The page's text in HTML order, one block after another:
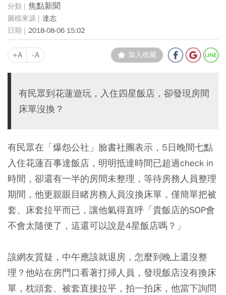
焦點新聞
達志
2018-08-06 15:02
+A -A 加入收藏
有民眾到花蓮遊玩，入住四星飯店，卻發現房間
床單沒換？
有民眾在「爆怨公社」臉書社團表示，5日晚間七點
入住花蓮百事達飯店，明明抵達時間已超過check in
時間，卻還有一半的房間未整理，等待房務人員整理
期間，他更親眼目睹房務人員沒換床單，僅簡單把被
套、床套拉平而已，讓他氣得直呼「貴飯店的SOP會
不會太隨便了，這還可以說是4星飯店嗎？」
該網友質疑，中午應該就退房，怎麼到晚上還沒整
理？他站在房門口看著打掃人員，發現飯店沒有換床
單，枕頭套、被套直接拉平，拍一拍床，他當下詢問